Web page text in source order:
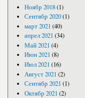
Ноябр 2018(1)
Сентябр 2020(1)
март 2021 (40)
апрел 2021 (34)
Май 2021 (4)
Июн 2021 (8)
Июл 2021 (16)
Август 2021 (2)
Сентябр 2021 (1)
Октябр 2021 (2)